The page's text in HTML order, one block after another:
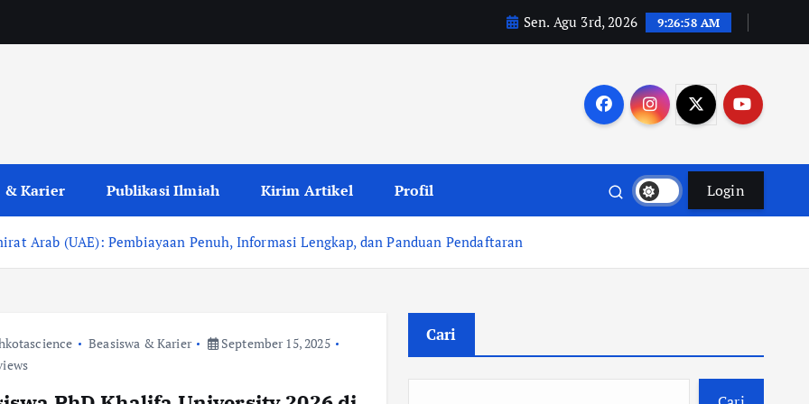
Sen. Agu 3rd, 2026 9:26:59 AM
& Karier Publikasi Ilmiah Kirim Artikel Profil Login
Arab (UAE): Pembiayaan Penuh, Informasi Lengkap, dan Panduan Pendaftaran
Beasiswa & Karier
September 15, 2025
Cari